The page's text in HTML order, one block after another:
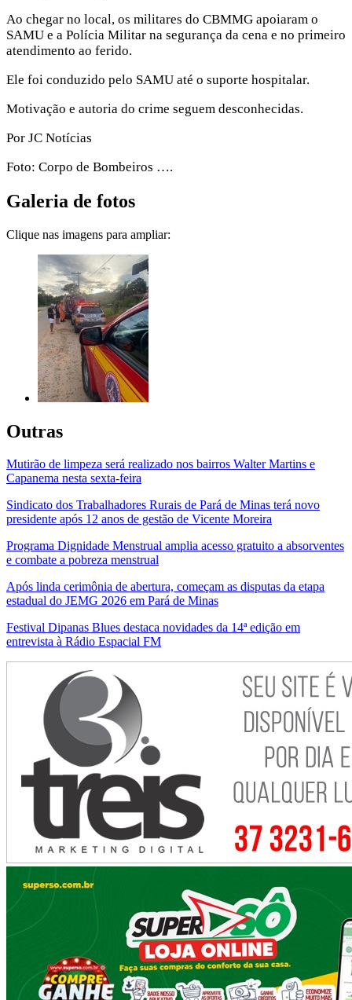
Ao chegar no local, os militares do CBMMG apoiaram o
SAMU e a Polícia Militar na segurança da cena e no primeiro
atendimento ao ferido.
Ele foi conduzido pelo SAMU até o suporte hospitalar.
Motivação e autoria do crime seguem desconhecidas.
Por JC Notícias
Foto: Corpo de Bombeiros ….
Galeria de fotos
Clique nas imagens para ampliar:
Outras
Mutirão de limpeza será realizado nos bairros Walter Martins e
Capanema nesta sexta-feira
Sindicato dos Trabalhadores Rurais de Pará de Minas terá novo
presidente após 12 anos de gestão de Vicente Moreira
Programa Dignidade Menstrual amplia acesso gratuito a absorventes
e combate a pobreza menstrual
Após linda cerimônia de abertura, começam as disputas da etapa
estadual do JEMG 2026 em Pará de Minas
Festival Dipanas Blues destaca novidades da 14ª edição em
entrevista à Rádio Espacial FM